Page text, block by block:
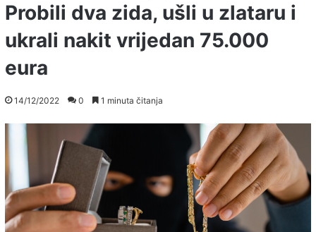
Probili dva zida, ušli u zlataru i
ukrali nakit vrijedan 75.000
eura
14/12/2022 0 1 minuta čitanja